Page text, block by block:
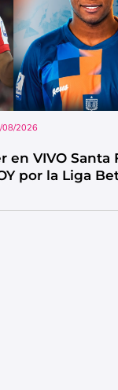
08/2026
en VIVO Santa
por la Liga